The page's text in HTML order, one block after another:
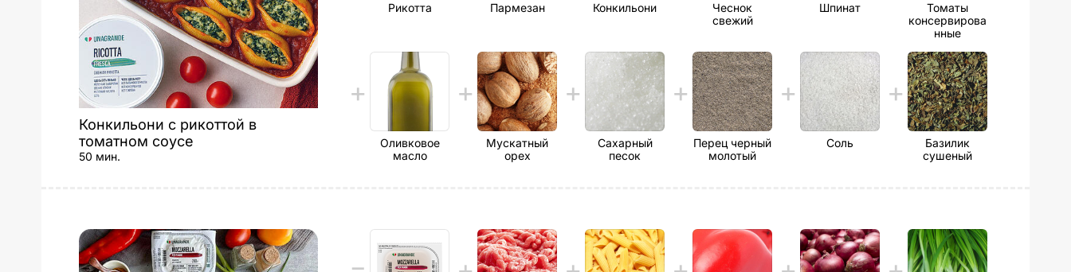
Конкильони с рикоттой в
томатном соусе
50 мин.
Рикотта Пармезан Конкильони
Чеснок
свежий
Шпинат
Томаты
консервирова
нные
Оливковое
масло
Мускатный
орех
Сахарный
песок
Перец черный
молотый
Соль
Базилик
сушеный